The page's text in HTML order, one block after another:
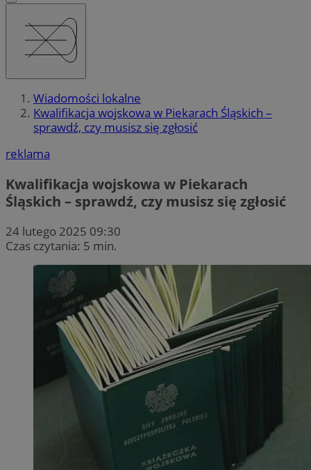
Wiadomości lokalne
Kwalifikacja wojskowa w Piekarach Śląskich –
sprawdź, czy musisz się zgłosić
reklama
Kwalifikacja wojskowa w Piekarach
Śląskich – sprawdź, czy musisz się zgłosić
24 lutego 2025 09:30
Czas czytania: 5 min.